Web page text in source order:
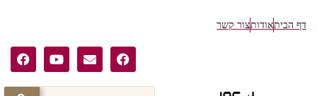
הביתאודותצור קשר